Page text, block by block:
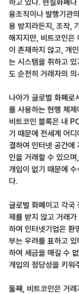
하고 있다. 현실화폐
융조직이나 발행기관
용 방지라든지, 조작,
해지지만, 비트코인은
이 존재하지 않고, 개
는 시스템을 취하고
도 순전히 거래자의
나아가 글로벌 화폐로
를 사용하는 현행 체
비트코인 블록은 내
기 때문에 전세계 어
결하여 인터넷 공간에
인을 거래할 수 있으
개입이 없기 때문에
다.
글로벌 화폐이고 각국
제를 받지 않고 거래
하여 인터넷기업은 환
부는 우려를 표하고
하여 세금을 매길 수
개입의 정당성을 키워
둘째, 비트코인은 거래